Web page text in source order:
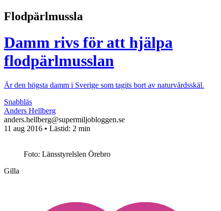
Flodpärlmussla
Damm rivs för att hjälpa
flodpärlmusslan
Är den högsta damm i Sverige som tagits bort av naturvårdsskäl.
Snabbläs
Anders Hellberg
anders.hellberg@supermiljobloggen.se
11 aug 2016 • Lästid: 2 min
Foto: Länsstyrelslen Örebro
Gilla